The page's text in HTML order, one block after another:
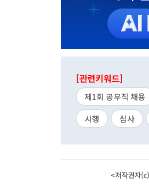
[관련키워드]
제1회 공무직 채용
시행
심사
<저작권자